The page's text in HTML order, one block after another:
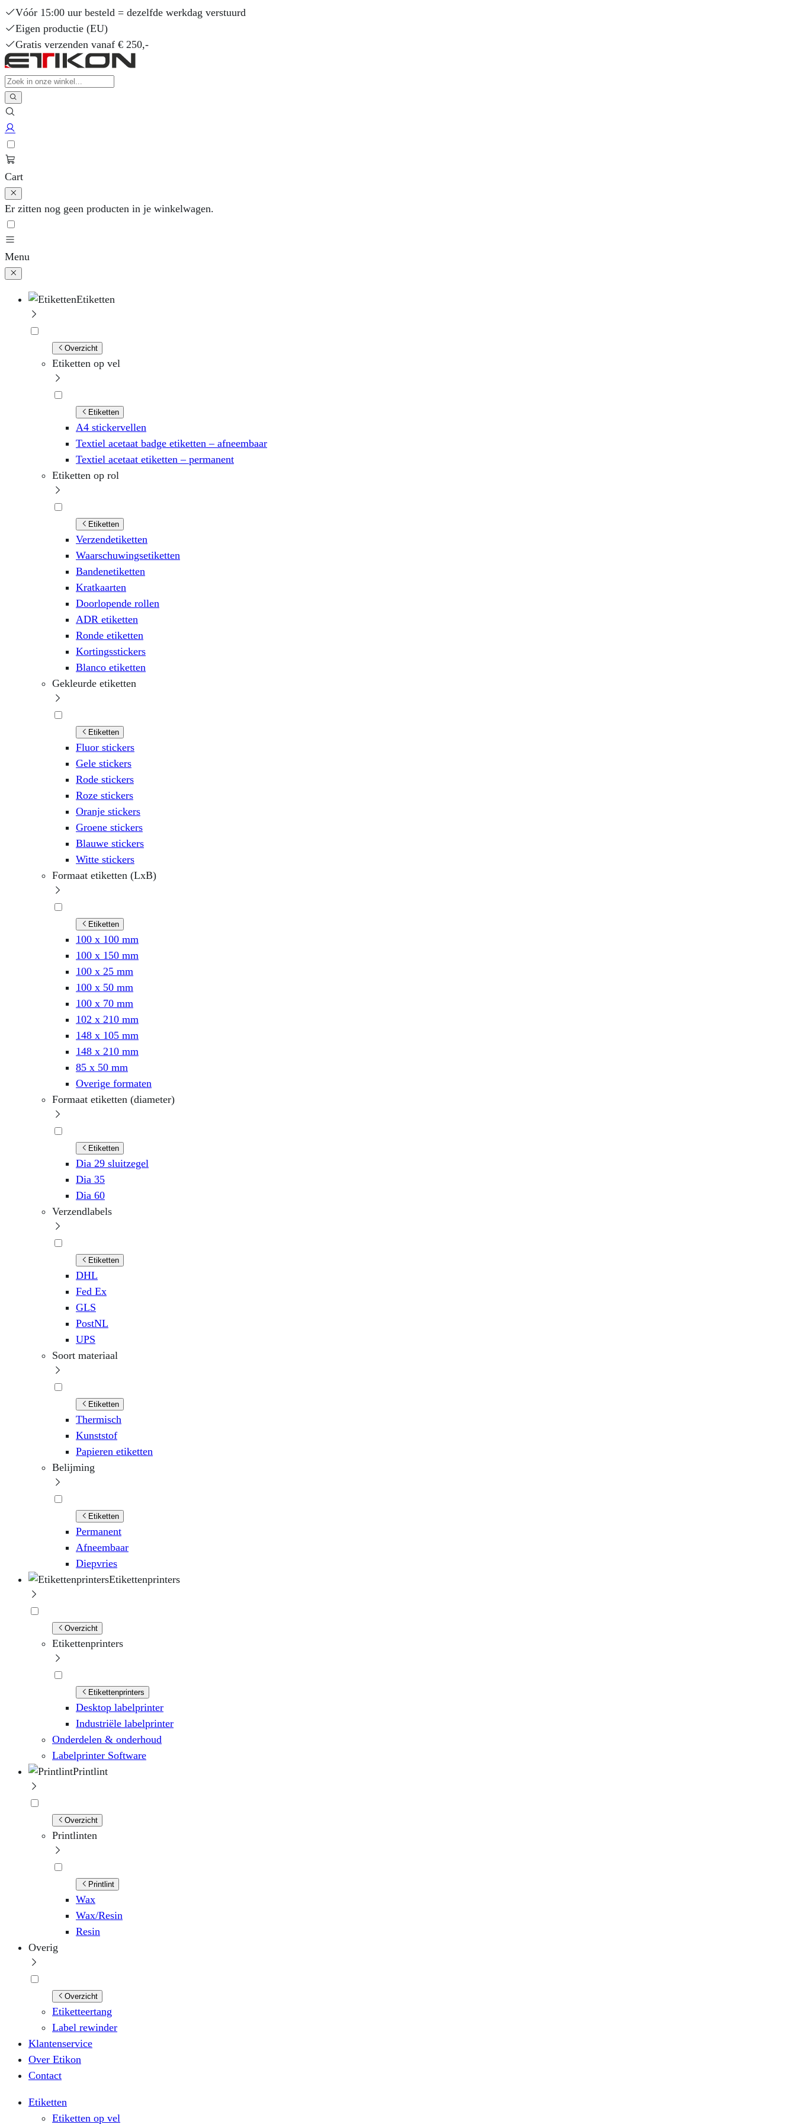
Vóór 15:00 uur besteld = dezelfde werkdag verstuurd
Eigen productie (EU)
Gratis verzenden vanaf € 250,-
Cart
Er zitten nog geen producten in je winkelwagen.
Menu
Etiketten
Overzicht
Etiketten op vel
Etiketten
A4 stickervellen
Textiel acetaat badge etiketten – afneembaar
Textiel acetaat etiketten – permanent
Etiketten op rol
Etiketten
Verzendetiketten
Waarschuwingsetiketten
Bandenetiketten
Kratkaarten
Doorlopende rollen
ADR etiketten
Ronde etiketten
Kortingsstickers
Blanco etiketten
Gekleurde etiketten
Etiketten
Fluor stickers
Gele stickers
Rode stickers
Roze stickers
Oranje stickers
Groene stickers
Blauwe stickers
Witte stickers
Formaat etiketten (LxB)
Etiketten
100 x 100 mm
100 x 150 mm
100 x 25 mm
100 x 50 mm
100 x 70 mm
102 x 210 mm
148 x 105 mm
148 x 210 mm
85 x 50 mm
Overige formaten
Formaat etiketten (diameter)
Etiketten
Dia 29 sluitzegel
Dia 35
Dia 60
Verzendlabels
Etiketten
DHL
Fed Ex
GLS
PostNL
UPS
Soort materiaal
Etiketten
Thermisch
Kunststof
Papieren etiketten
Belijming
Etiketten
Permanent
Afneembaar
Diepvries
Etikettenprinters
Overzicht
Etikettenprinters
Etikettenprinters
Desktop labelprinter
Industriële labelprinter
Onderdelen & onderhoud
Labelprinter Software
Printlint
Overzicht
Printlinten
Printlint
Wax
Wax/Resin
Resin
Overig
Overzicht
Etiketteertang
Label rewinder
Klantenservice
Over Etikon
Contact
Etiketten
Etiketten op vel